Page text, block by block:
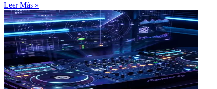
Leer Más »